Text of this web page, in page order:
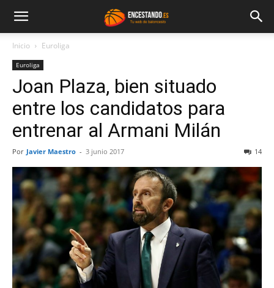
Inicio Euroliga
Euroliga
Joan Plaza, bien situado
entre los candidatos para
entrenar al Armani Milán
Por Javier Maestro - 3 junio 2017 14